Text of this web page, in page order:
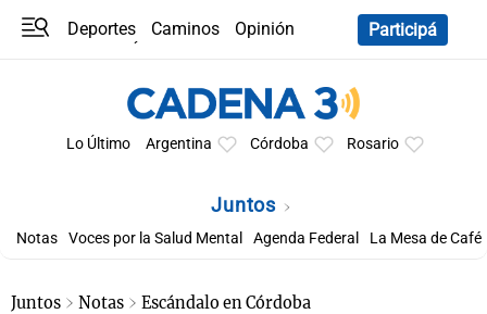
Deportes Caminos
Opinión
Participá
Lo Último Argentina Córdoba Rosario
Juntos
Notas Voces por la Salud Mental Agenda Federal La Mesa de Café
Juntos Notas Escándalo en Córdoba